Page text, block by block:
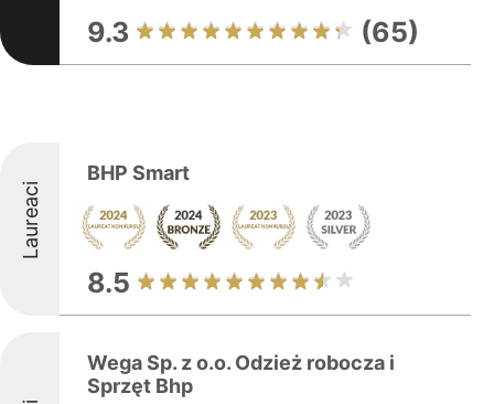
9.3 (65)
Laureaci
BHP Smart
8.5
Wega Sp. z o.o. Odzież robocza i
Sprzęt Bhp